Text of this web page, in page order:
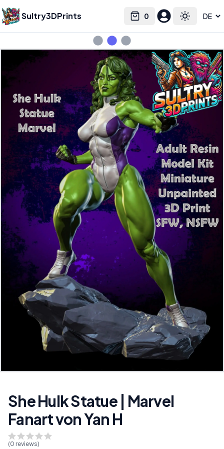
Sultry3DPrints 0
Cart Toggle
Select language
She Hulk Statue | Marvel
Fanart von Yan H
(0 reviews)